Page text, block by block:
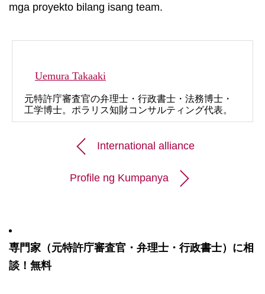
mga proyekto bilang isang team.
Uemura Takaaki
元特許庁審査官の弁理士・行政書士・法務博士・
工学博士。ポラリス知財コンサルティング代表。
International alliance
Profile ng Kumpanya
専門家（元特許庁審査官・弁理士・行政書士）に相
談！無料